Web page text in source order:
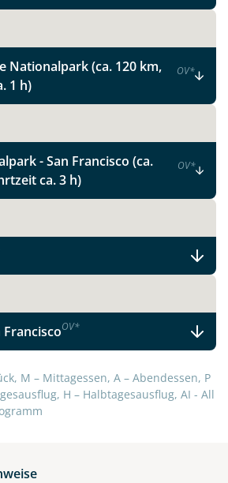
Nationalpark (ca. 120 km,
1 h)
OV*
- San Francisco (ca.
ca. 3 h)
OV*
FranciscoOV*
M – Mittagessen, A – Abendessen, P
H – Halbtagesausflug, AI - All